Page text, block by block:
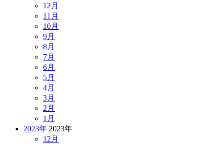
12月
11月
10月
9月
8月
7月
6月
5月
4月
3月
2月
1月
2023年 2023年
12月